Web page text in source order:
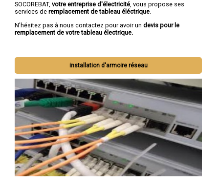
SOCOREBAT, votre entreprise d'électricité, vous propose ses
services de remplacement de tableau éléctrique.
N'hésitez pas à nous contactez pour avoir un devis pour le
remplacement de votre tableau électrique.
installation d'armoire réseau